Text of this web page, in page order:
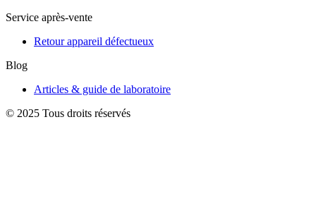
Service après-vente
Retour appareil défectueux
Blog
Articles & guide de laboratoire
© 2025 Tous droits réservés